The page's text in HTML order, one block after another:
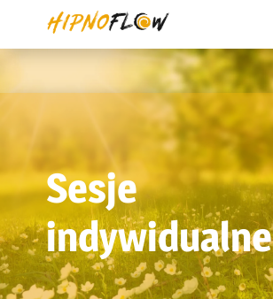
Sesje
indywidualne